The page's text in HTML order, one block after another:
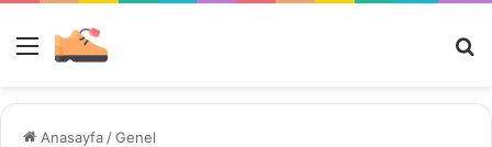
Menü
Anasayfa /Genel